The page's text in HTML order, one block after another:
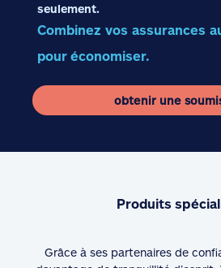
seulement.
Combinez vos assurances
pour économiser.
obtenir une
Produits
Grâce à ses partenaires de